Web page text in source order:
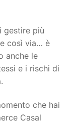
gestire più
così via… è
anche le
e i rischi di
che hai
Casal